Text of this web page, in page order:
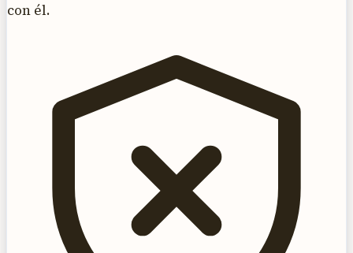
con él.